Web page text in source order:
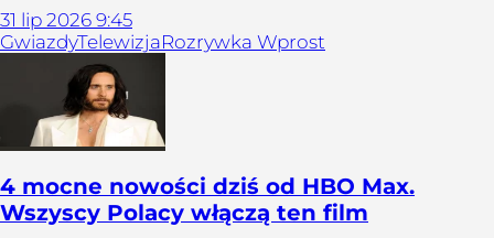
31 lip 2026 9:45
GwiazdyTelewizjaRozrywka Wprost
4 mocne nowości dziś od HBO Max.
Wszyscy Polacy włączą ten film